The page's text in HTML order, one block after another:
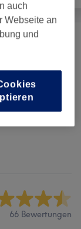
66 Bewertungen
auch
Webseite an
und